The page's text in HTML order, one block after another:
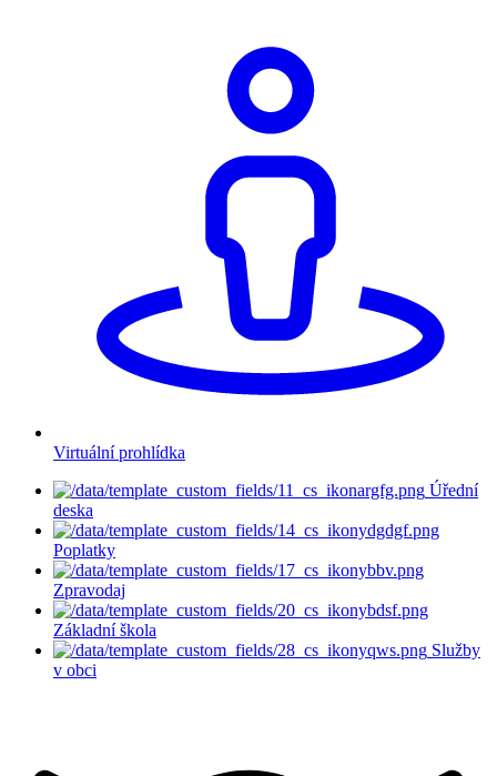
Virtuální prohlídka
Úřední
deska
Poplatky
Zpravodaj
Základní škola
Služby
v obci